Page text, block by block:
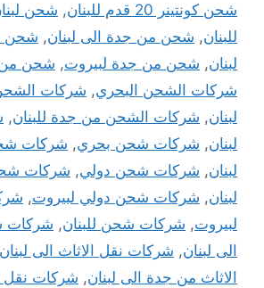
شحن كونتينر 20 قدم للبنان
, شحن
للبنان, شحن من جدة الى لبنان, شحن
لبنان, شحن من جدة لبيروت, شحن من
شركات الشحن البحري, شركات
لبنان, شركات الشحن من جدة للبنان,
لبنان, شركات شحن بحري, شركات
لبنان, شركات شحن دولي, شركات
لبنان, شركات شحن دولي لبيروت,
لبيروت, شركات شحن للبنان, شركات
الى لبنان, شركات نقل الاثاث الى لبنان
الاثاث من جدة الى لبنان, شركات نقل